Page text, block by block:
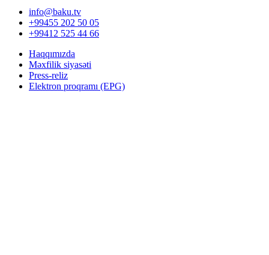
info@baku.tv
+99455 202 50 05
+99412 525 44 66
Haqqımızda
Məxfilik siyasəti
Press-reliz
Elektron proqramı (EPG)